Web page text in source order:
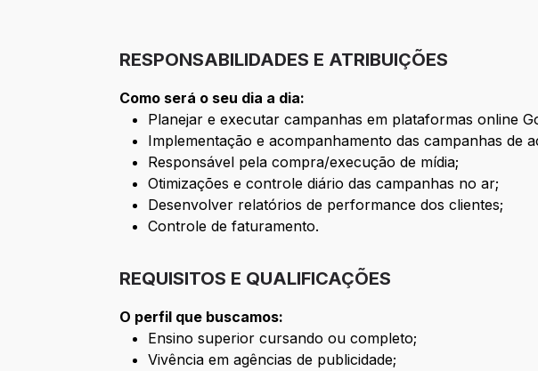
RESPONSABILIDADES E ATRIBUIÇÕES
Como será o seu dia a dia:
Planejar e executar campanhas em plataformas online
Implementação e acompanhamento das campanhas de
Responsável pela compra/execução de mídia;
Otimizações e controle diário das campanhas no ar;
Desenvolver relatórios de performance dos clientes;
Controle de faturamento.
REQUISITOS E QUALIFICAÇÕES
O perfil que buscamos:
Ensino superior cursando ou completo;
Vivência em agências de publicidade;